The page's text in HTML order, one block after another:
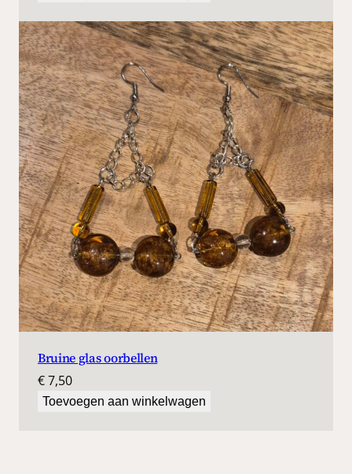
Bruine glas oorbellen
€7,50
Toevoegen aan winkelwagen